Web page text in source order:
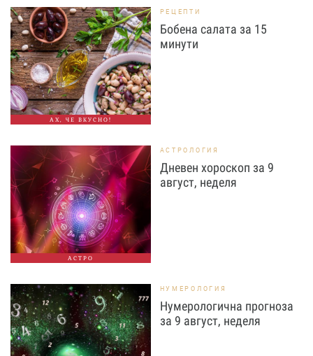
АХ, ЧЕ ВКУСНО!
РЕЦЕПТИ
Бобена салата за 15
минути
АСТРО
АСТРОЛОГИЯ
Дневен хороскоп за 9
август, неделя
НУМЕРОЛОГИЯ
Нумерологична прогноза
за 9 август, неделя